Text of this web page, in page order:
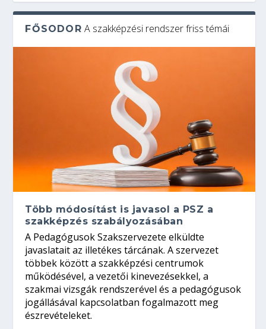
FŐSODOR A szakképzési rendszer friss témái
Több módosítást is javasol a PSZ a
szakképzés szabályozásában
A Pedagógusok Szakszervezete elküldte
javaslatait az illetékes tárcának. A szervezet
többek között a szakképzési centrumok
működésével, a vezetői kinevezésekkel, a
szakmai vizsgák rendszerével és a pedagógusok
jogállásával kapcsolatban fogalmazott meg
észrevételeket.